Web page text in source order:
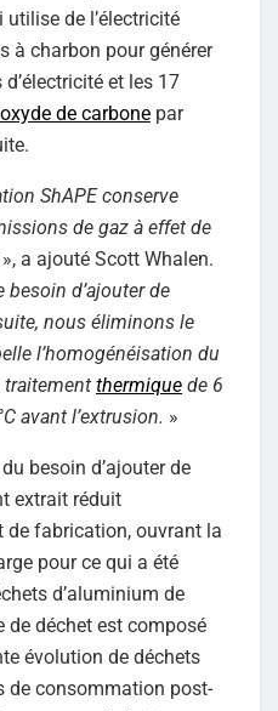
de l’électricité
à charbon pour générer
et les 17
de carbone par
ShAPE conserve
de gaz à effet de
», a ajouté Scott Whalen.
besoin d’ajouter de
nous éliminons le
l’homogénéisation du
traitement thermique de 6
avant l’extrusion. »
besoin d’ajouter de
extrait réduit
de fabrication, ouvrant la
pour ce qui a été
d’aluminium de
de déchet est composé
évolution de déchets
de consommation post-